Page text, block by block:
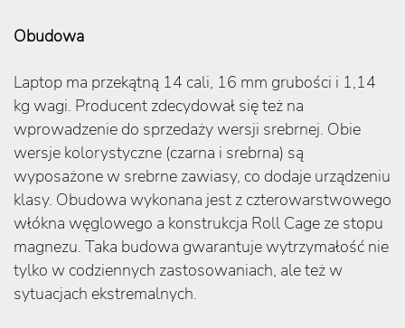
Obudowa
Laptop ma przekątną 14 cali, 16 mm grubości i 1,14
kg wagi. Producent zdecydował się też na
wprowadzenie do sprzedaży wersji srebrnej. Obie
wersje kolorystyczne (czarna i srebrna) są
wyposażone w srebrne zawiasy, co dodaje urządzeniu
klasy. Obudowa wykonana jest z czterowarstwowego
włókna węglowego a konstrukcja Roll Cage ze stopu
magnezu. Taka budowa gwarantuje wytrzymałość nie
tylko w codziennych zastosowaniach, ale też w
sytuacjach ekstremalnych.